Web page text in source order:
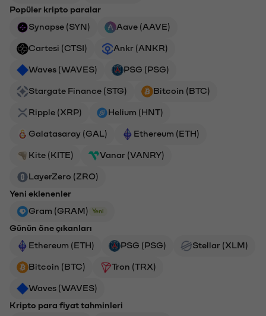
Popüler kripto paralar
Synapse (SYN)
Aave (AAVE)
Cartesi (CTSI) Ankr (ANKR)
Waves (WAVES) PSG (PSG)
Stargate Finance (STG) Bitcoin (BTC)
Ripple (XRP) Helium (HNT)
Galatasaray (GAL) Ethereum (ETH)
Kite (KITE) Vanar (VANRY)
LayerZero (ZRO)
Yeni eklenenler
Gram (GRAM)
Yeni
Günün öne çıkanları
Ethereum (ETH)
PSG (PSG) Stellar (XLM)
Bitcoin (BTC) Tron (TRX)
Waves (WAVES)
Kripto para fiyat tahminleri